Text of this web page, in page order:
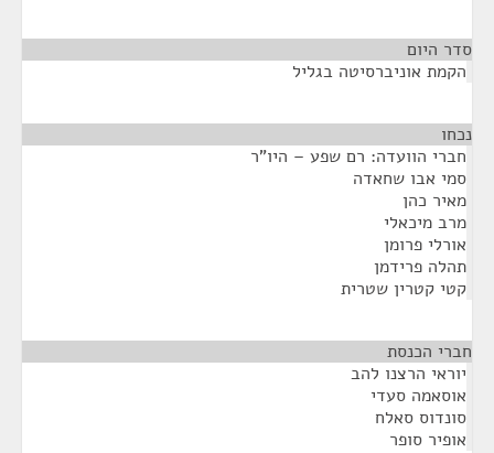
סדר היום
הקמת אוניברסיטה בגליל
נכחו
חברי הוועדה: רם שפע – היו"ר
סמי אבו שחאדה
מאיר כהן
מרב מיכאלי
אורלי פרומן
תהלה פרידמן
קטי קטרין שטרית
חברי הכנסת
יוראי הרצנו להב
אוסאמה סעדי
סונדוס סאלח
אופיר סופר